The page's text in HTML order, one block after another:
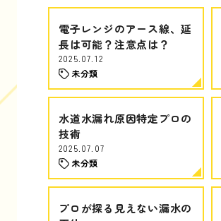
電子レンジのアース線、延
長は可能？注意点は？
2025.07.12
未分類
水道水漏れ原因特定プロの
技術
2025.07.07
未分類
プロが探る見えない漏水の